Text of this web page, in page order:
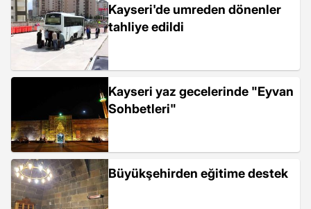
Kayseri'de umreden dönenler
tahliye edildi
Kayseri yaz gecelerinde "Eyvan
Sohbetleri"
Büyükşehirden eğitime destek